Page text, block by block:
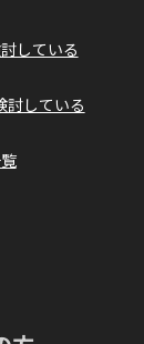
している
討している